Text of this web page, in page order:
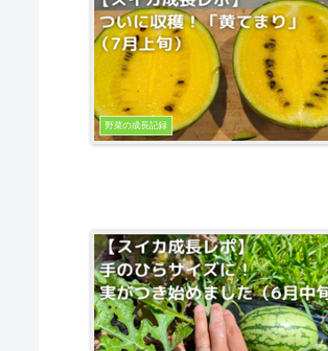
野菜の成長記録